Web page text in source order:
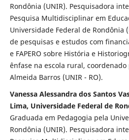
Rondônia (UNIR). Pesquisadora
Pesquisa Multidisciplinar em
Universidade Federal de Rondônia
de pesquisas e estudos com
e FAPERO sobre História e
ênfase na escola rural, coordenado
Almeida Barros (UNIR - RO).
Vanessa Alessandra dos Santos
Lima, Universidade Federal de
Graduada em Pedagogia pela
Rondônia (UNIR). Pesquisadora